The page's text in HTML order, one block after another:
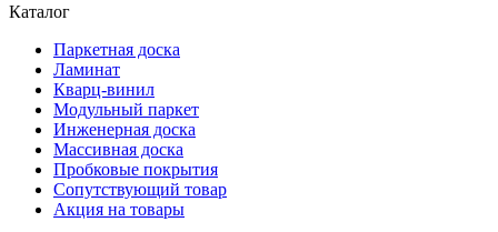
Каталог
Паркетная доска
Ламинат
Кварц-винил
Модульный паркет
Инженерная доска
Массивная доска
Пробковые покрытия
Сопутствующий товар
Акция на товары